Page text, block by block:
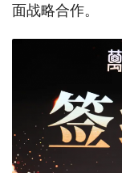
面战略合作。